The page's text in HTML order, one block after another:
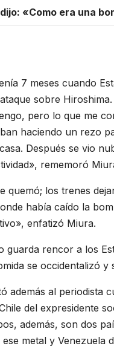
«Como era una
7 meses cuando
sobre
pero lo que me
haciendo un rezo
Después se vio
rememoró
quemó; los trenes
había caído la
enfatizó Miura.
guarda rencor a los
se occidentalizó
además al
del expresidente
además, son dos
metal y